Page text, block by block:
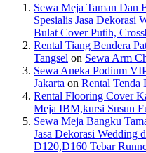
Sewa Meja Taman Dan
Spesialis Jasa Dekorasi
Bulat Cover Putih,
Rental Tiang Bendera
Tangsel on Sewa Arm
Sewa Aneka Podium
Jakarta on Rental Tenda
Rental Flooring Cover
Meja IBM,kursi Susun
Sewa Meja Bangku
Jasa Dekorasi Wedding
D120,D160 Tebar